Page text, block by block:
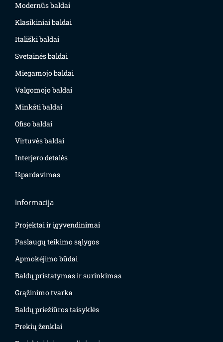
Modernūs baldai
Klasikiniai baldai
Itališki baldai
Svetainės baldai
Miegamojo baldai
Valgomojo baldai
Minkšti baldai
Ofiso baldai
Virtuvės baldai
Interjero detalės
Išpardavimas
Informacija
Projektai ir įgyvendinimai
Paslaugų teikimo sąlygos
Apmokėjimo būdai
Baldų pristatymas ir surinkimas
Grąžinimo tvarka
Baldų priežiūros taisyklės
Prekių ženklai